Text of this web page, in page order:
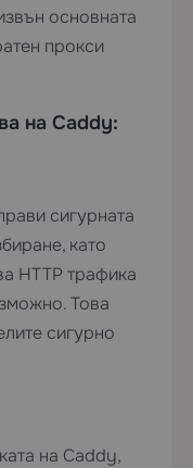
основната
прокси
на Caddy:
сигурната
като
HTTP трафика
Това
сигурно
на Caddy,